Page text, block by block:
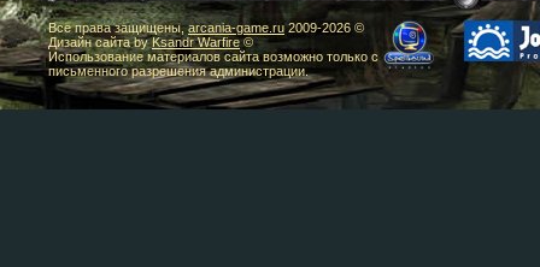
Все права защищены,arcania-game.ru2009-2026 ©
Дизайн сайта byKsandr Warfire©
Использование материалов сайта возможно только с
письменного разрешения администрации.